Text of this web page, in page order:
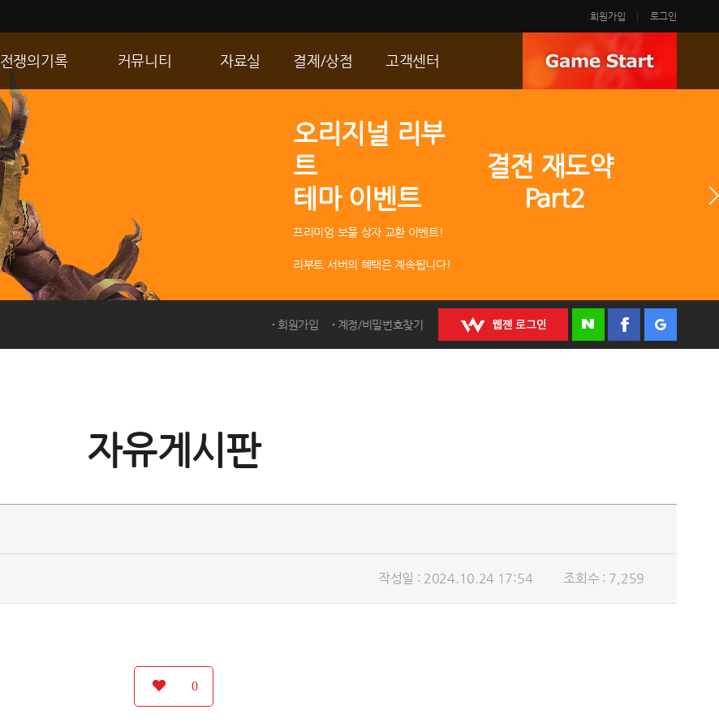
회원가입 로그인
오리지널 리부
트 결전 재도약
테마 이벤트 Part2
프리미엄 보물 상자 교환 이벤트!
리부트 서버의 혜택은 계속됩니다!
회원가입 계정/비밀번호찾기
전쟁의기록
통합 길드전
공성 & 스팟
랭킹
R2Match
커뮤니티
GM노트
자료실 결제/상점
마이 Wshop
내 캐시
고객센터
문의/신고
운영정책
자유게시판
작성일 : 2024.10.24 17:54 조회수 : 7,259
0